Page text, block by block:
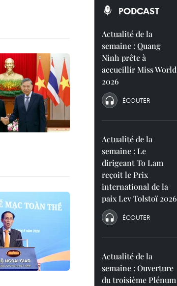
PODCAST
Actualité de la
semaine : Quang
Ninh prête à
accueillir Miss World
2026
ÉCOUTER
Actualité de la
semaine : Le
dirigeant To Lam
reçoit le Prix
international de la
paix Lev Tolstoï 2026
ÉCOUTER
Actualité de la
semaine : Ouverture
du troisième Plénum